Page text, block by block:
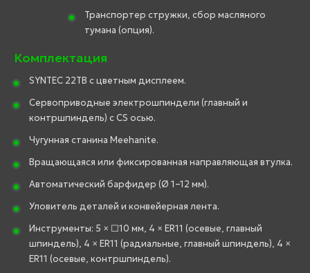
Транспортер стружки, сбор масляного
тумана (опция).
Комплектация
SYNTEC 22TB с цветным дисплеем.
Сервоприводные электрошпиндели (главный и
контршпиндель) с CS осью.
Чугунная станина Meehanite.
Вращающаяся или фиксированная направляющая втулка.
Автоматический барфидер (Ø 1–12 мм).
Уловитель деталей и конвейерная лента.
Инструменты: 5 × □10 мм, 4 × ER11 (осевые, главный
шпиндель), 4 × ER11 (радиальные, главный шпиндель), 4 ×
ER11 (осевые, контршпиндель).